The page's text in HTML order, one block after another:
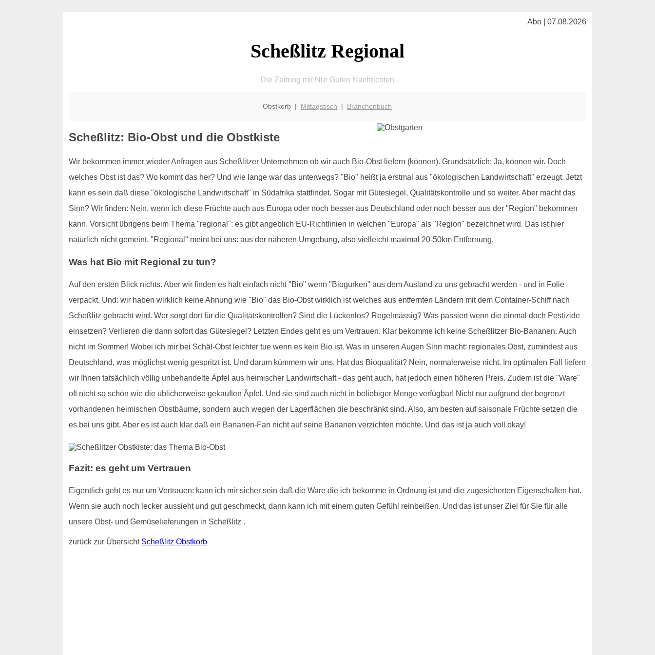
Abo | 07.08.2026
Scheßlitz Regional
Die Zeitung mit Nur Guten Nachrichten
Obstkorb | Mittagstisch | Branchenbuch
Scheßlitz: Bio-Obst und die Obstkiste
Wir bekommen immer wieder Anfragen aus Scheßlitzer Unternehmen ob wir auch Bio-Obst liefern (können). Grundsätzlich: Ja, können wir. Doch
welches Obst ist das? Wo kommt das her? Und wie lange war das unterwegs? "Bio" heißt ja erstmal aus "ökologischen Landwirtschaft" erzeugt. Jetzt
kann es sein daß diese "ökologische Landwirtschaft" in Südafrika stattfindet. Sogar mit Gütesiegel, Qualitätskontrolle und so weiter. Aber macht das
Sinn? Wir finden: Nein, wenn ich diese Früchte auch aus Europa oder noch besser aus Deutschland oder noch besser aus der "Region" bekommen
kann. Vorsicht übrigens beim Thema "regional": es gibt angeblich EU-Richtlinien in welchen "Europa" als "Region" bezeichnet wird. Das ist hier
natürlich nicht gemeint. "Regional" meint bei uns: aus der näheren Umgebung, also vielleicht maximal 20-50km Entfernung.
Was hat Bio mit Regional zu tun?
Auf den ersten Blick nichts. Aber wir finden es halt einfach nicht "Bio" wenn "Biogurken" aus dem Ausland zu uns gebracht werden - und in Folie
verpackt. Und: wir haben wirklich keine Ahnung wie "Bio" das Bio-Obst wirklich ist welches aus entfernten Ländern mit dem Container-Schiff nach
Scheßlitz gebracht wird. Wer sorgt dort für die Qualitätskontrollen? Sind die Lückenlos? Regelmässig? Was passiert wenn die einmal doch Pestizide
einsetzen? Verlieren die dann sofort das Gütesiegel? Letzten Endes geht es um Vertrauen. Klar bekomme ich keine Scheßlitzer Bio-Bananen. Auch
nicht im Sommer! Wobei ich mir bei Schäl-Obst leichter tue wenn es kein Bio ist. Was in unseren Augen Sinn macht: regionales Obst, zumindest aus
Deutschland, was möglichst wenig gespritzt ist. Und darum kümmern wir uns. Hat das Bioqualität? Nein, normalerweise nicht. Im optimalen Fall liefern
wir Ihnen tatsächlich völlig unbehandelte Äpfel aus heimischer Landwirtschaft - das geht auch, hat jedoch einen höheren Preis. Zudem ist die "Ware"
oft nicht so schön wie die üblicherweise gekauften Äpfel. Und sie sind auch nicht in beliebiger Menge verfügbar! Nicht nur aufgrund der begrenzt
vorhandenen heimischen Obstbäume, sondern auch wegen der Lagerflächen die beschränkt sind. Also, am besten auf saisonale Früchte setzen die
es bei uns gibt. Aber es ist auch klar daß ein Bananen-Fan nicht auf seine Bananen verzichten möchte. Und das ist ja auch voll okay!
Fazit: es geht um Vertrauen
Eigentlich geht es nur um Vertrauen: kann ich mir sicher sein daß die Ware die ich bekomme in Ordnung ist und die zugesicherten Eigenschaften hat.
Wenn sie auch noch lecker aussieht und gut geschmeckt, dann kann ich mit einem guten Gefühl reinbeißen. Und das ist unser Ziel für Sie für alle
unsere Obst- und Gemüselieferungen in Scheßlitz .
zurück zur Übersicht Scheßlitz Obstkorb